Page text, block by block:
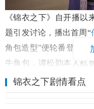
《锦衣之下》自开播
题引发讨论，播出首周“
角包造型”便轮番登上
牛角包，谭松韵本人机
与粉丝互动十分有爱。前
韵CP感”、“锦衣之下”
锦衣之下剧情看点